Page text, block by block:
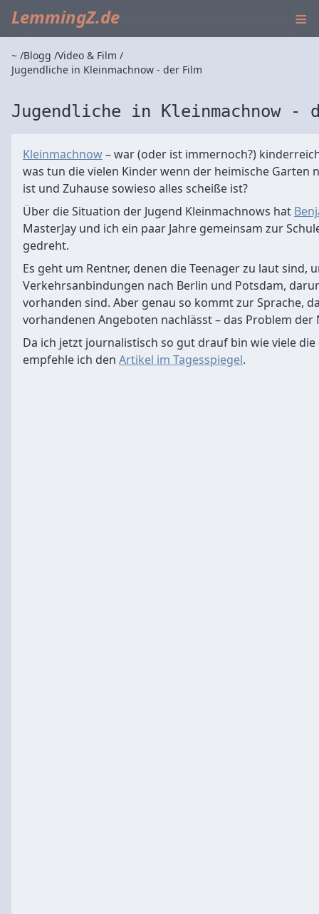
LemmingZ.de ≡
~ Blogg Video & Film
Jugendliche in Kleinmachnow - der Film
Jugendliche in Kleinmachnow -
Kleinmachnow– war (oder ist immernoch?)
was tun die vielen Kinder wenn der heimische Garten
ist und Zuhause sowieso alles scheiße ist?
Über die Situation der Jugend Kleinmachnows hat
MasterJay und ich ein paar Jahre gemeinsam zur
gedreht.
Es geht um Rentner, denen die Teenager zu laut sind,
Verkehrsanbindungen nach Berlin und Potsdam,
vorhanden sind. Aber genau so kommt zur Sprache,
vorhandenen Angeboten nachlässt – das Problem der
Da ich jetzt journalistisch so gut drauf bin wie viele
empfehle ich den Artikel im Tagesspiegel.